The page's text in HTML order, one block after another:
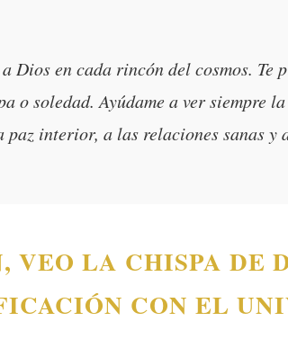
en cada rincón del cosmos. Te
soledad. Ayúdame a ver siempre
paz interior, a las relaciones sanas
VEO LA CHISPA DE
CON EL